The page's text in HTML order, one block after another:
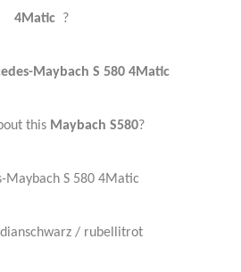
4Matic ?
Maybach S 580 4Matic
this Maybach S580?
Maybach S 580 4Matic
/ rubellitrot